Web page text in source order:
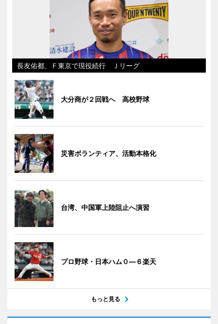
長友佑都、Ｆ東京で現役続行 Ｊリーグ
大分商が２回戦へ 高校野球
災害ボランティア、活動本格化
台湾、中国軍上陸阻止へ演習
プロ野球・日本ハム０―６楽天
もっと見る